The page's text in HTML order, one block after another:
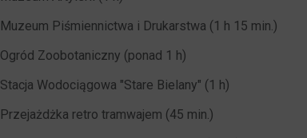
Muzeum Piśmiennictwa i Drukarstwa (1 h 15 min.)
Ogród Zoobotaniczny (ponad 1 h)
Stacja Wodociągowa "Stare Bielany" (1 h)
Przejażdżka retro tramwajem (45 min.)